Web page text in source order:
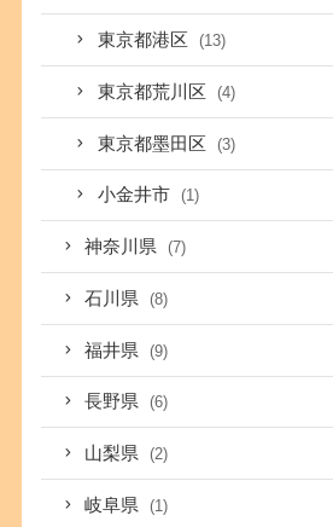
東京都港区 (13)
東京都荒川区 (4)
東京都墨田区 (3)
小金井市 (1)
神奈川県 (7)
石川県 (8)
福井県 (9)
長野県 (6)
山梨県 (2)
岐阜県 (1)